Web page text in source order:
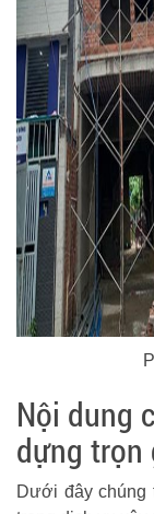
Nội dung
dựng trọn
Dưới đây chúng